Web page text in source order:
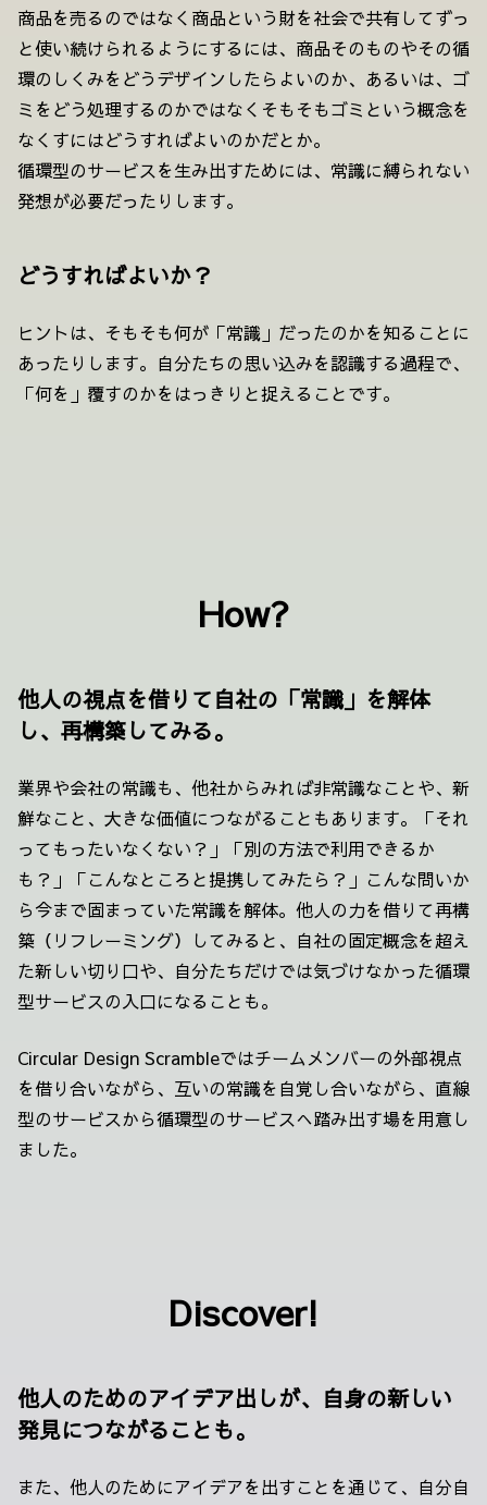
商品を売るのではなく商品という財を社会で共有してずっ
と使い続けられるようにするには、商品そのものやその循
環のしくみをどうデザインしたらよいのか、あるいは、ゴ
ミをどう処理するのかではなくそもそもゴミという概念を
なくすにはどうすればよいのかだとか。
循環型のサービスを生み出すためには、常識に縛られない
発想が必要だったりします。
どうすればよいか？
ヒントは、そもそも何が「常識」だったのかを知ることに
あったりします。自分たちの思い込みを認識する過程で、
「何を」覆すのかをはっきりと捉えることです。
How?
他人の視点を借りて自社の「常識」を解体
し、再構築してみる。
業界や会社の常識も、他社からみれば非常識なことや、新
鮮なこと、大きな価値につながることもあります。「それ
ってもったいなくない？」「別の方法で利用できるか
も？」「こんなところと提携してみたら？」こんな問いか
ら今まで固まっていた常識を解体。他人の力を借りて再構
築（リフレーミング）してみると、自社の固定概念を超え
た新しい切り口や、自分たちだけでは気づけなかった循環
型サービスの入口になることも。
Circular Design Scrambleではチームメンバーの外部視点
を借り合いながら、互いの常識を自覚し合いながら、直線
型のサービスから循環型のサービスへ踏み出す場を用意し
ました。
Discover!
他人のためのアイデア出しが、自身の新しい
発見につながることも。
また、他人のためにアイデアを出すことを通じて、自分自